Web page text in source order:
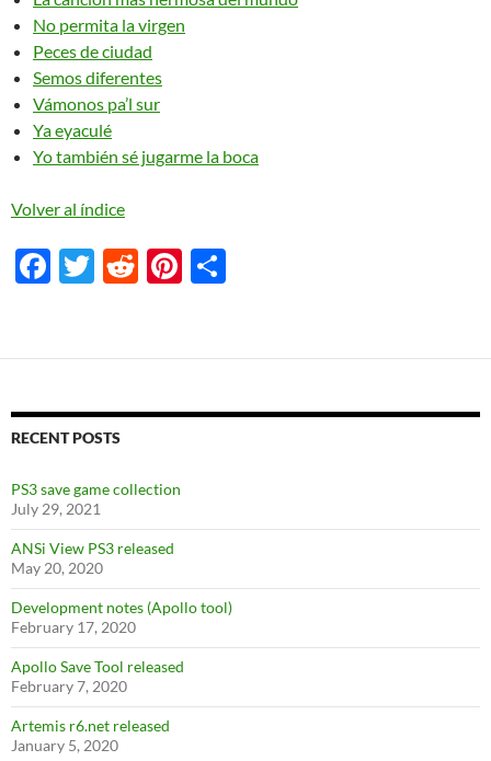
No permita la virgen
Peces de ciudad
Semos diferentes
Vámonos pa’l sur
Ya eyaculé
Yo también sé jugarme la boca
Volver al índice
F
b
o
o
k
T
er
R
di
t
Pi
es
t
e
RECENT POSTS
PS3 save game collection
July 29, 2021
ANSi View PS3 released
May 20, 2020
Development notes (Apollo tool)
February 17, 2020
Apollo Save Tool released
February 7, 2020
Artemis r6.net released
January 5, 2020